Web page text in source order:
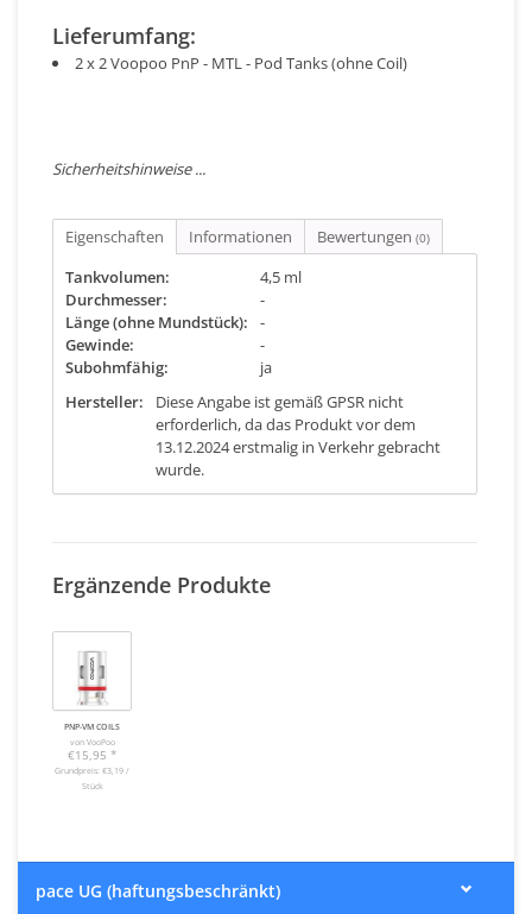
Lieferumfang:
2 x 2 Voopoo PnP - MTL - Pod Tanks (ohne Coil)
Sicherheitshinweise ...
Eigenschaften Informationen Bewertungen (0)
Tankvolumen:
4,5 ml
Durchmesser:
-
Länge (ohne Mundstück):
-
Gewinde:
-
Subohmfähig:
ja
Hersteller:
Diese Angabe ist gemäß GPSR nicht
erforderlich, da das Produkt vor dem
13.12.2024 erstmalig in Verkehr gebracht
wurde.
Ergänzende Produkte
PNP-VM COILS
von VooPoo
€15,95 *
Grundpreis: €3,19 /
Stück
pace UG (haftungsbeschränkt)